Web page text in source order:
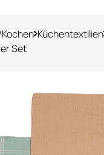
Küchentextilien
Set